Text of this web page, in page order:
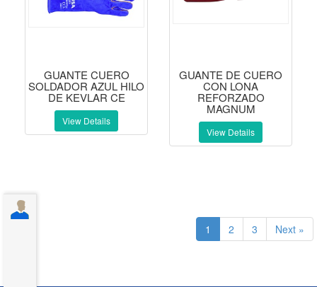
GUANTE CUERO
SOLDADOR AZUL HILO
DE KEVLAR CE
View Details
GUANTE DE CUERO
CON LONA
REFORZADO
MAGNUM
View Details
1 2 3 Next »